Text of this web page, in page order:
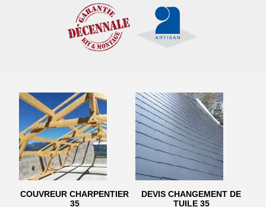
COUVREUR CHARPENTIER
35
DEVIS CHANGEMENT DE
TUILE 35